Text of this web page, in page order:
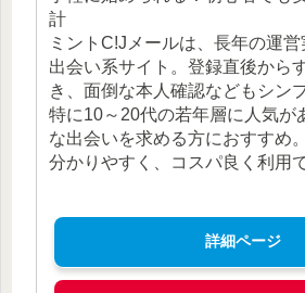
計
ミントC!Jメールは、長年の運
出会い系サイト。登録直後から
き、面倒な本人確認などもシン
特に10～20代の若年層に人気が
な出会いを求める方におすすめ
分かりやすく、コスパ良く利用
詳細ページ